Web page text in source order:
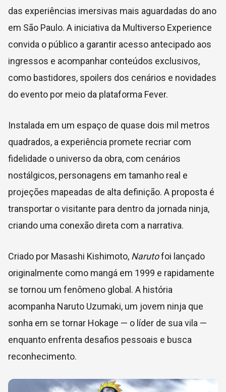
das experiências imersivas mais aguardadas do ano
em São Paulo. A iniciativa da Multiverso Experience
convida o público a garantir acesso antecipado aos
ingressos e acompanhar conteúdos exclusivos,
como bastidores, spoilers dos cenários e novidades
do evento por meio da plataforma Fever.
Instalada em um espaço de quase dois mil metros
quadrados, a experiência promete recriar com
fidelidade o universo da obra, com cenários
nostálgicos, personagens em tamanho real e
projeções mapeadas de alta definição. A proposta é
transportar o visitante para dentro da jornada ninja,
criando uma conexão direta com a narrativa.
Criado por Masashi Kishimoto, Narutofoi lançado
originalmente como mangá em 1999 e rapidamente
se tornou um fenômeno global. A história
acompanha Naruto Uzumaki, um jovem ninja que
sonha em se tornar Hokage — o líder de sua vila —
enquanto enfrenta desafios pessoais e busca
reconhecimento.